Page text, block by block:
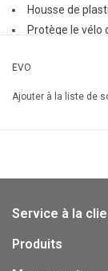
Housse de
Protège le vélo
115 x 110/190
EVO
Ajouter à la liste de
Service à la
Produits